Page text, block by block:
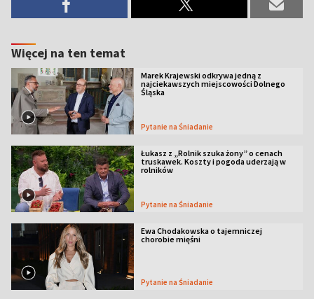
Więcej na ten temat
Marek Krajewski odkrywa jedną z
najciekawszych miejscowości Dolnego
Śląska
Pytanie na Śniadanie
Łukasz z „Rolnik szuka żony” o cenach
truskawek. Koszty i pogoda uderzają w
rolników
Pytanie na Śniadanie
Ewa Chodakowska o tajemniczej
chorobie mięśni
Pytanie na Śniadanie